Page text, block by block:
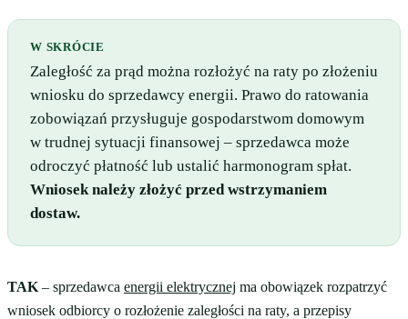
W SKRÓCIE
Zaległość za prąd można rozłożyć na raty po złożeniu
wniosku do sprzedawcy energii. Prawo do ratowania
zobowiązań przysługuje gospodarstwom domowym
w trudnej sytuacji finansowej – sprzedawca może
odroczyć płatność lub ustalić harmonogram spłat.
Wniosek należy złożyć przed wstrzymaniem
dostaw.
TAK – sprzedawca energii elektrycznej ma obowiązek rozpatrzyć
wniosek odbiorcy o rozłożenie zaległości na raty, a przepisy